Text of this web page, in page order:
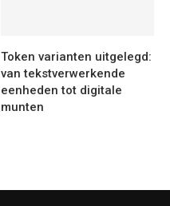
Token varianten uitgelegd:
van tekstverwerkende
eenheden tot digitale
munten